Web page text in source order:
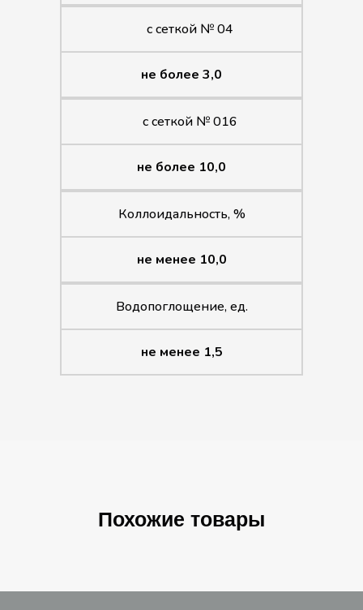
с сеткой № 04
не более 3,0
с сеткой № 016
не более 10,0
Коллоидальность, %
не менее 10,0
Водопоглощение, ед.
не менее 1,5
Похожие товары